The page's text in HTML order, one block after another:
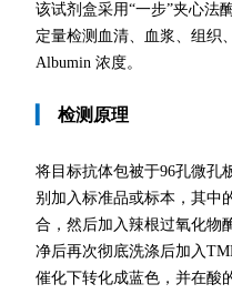
该试剂盒采用“一步”夹心法
定量检测血清、血浆、组织
Albumin 浓度。
检测原理
将目标抗体包被于96孔微孔
别加入标准品或标本，其中
合，然后加入辣根过氧化物
净后再次彻底洗涤后加入
催化下转化成蓝色，并在酸